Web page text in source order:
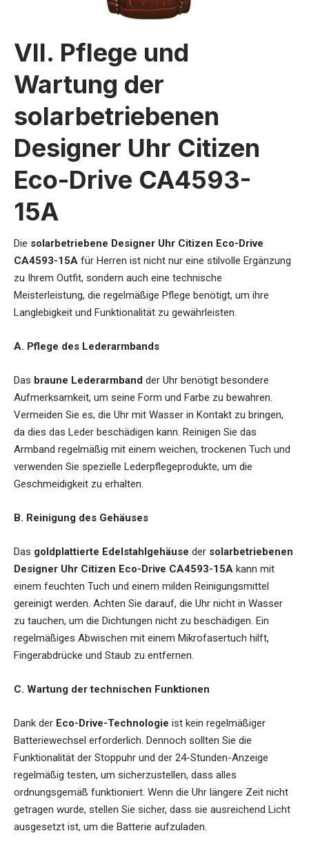
VII. Pflege und
Wartung der
solarbetriebenen
Designer Uhr Citizen
Eco-Drive CA4593-
15A
Die solarbetriebene Designer Uhr Citizen Eco-Drive
CA4593-15A für Herren ist nicht nur eine stilvolle Ergänzung
zu Ihrem Outfit, sondern auch eine technische
Meisterleistung, die regelmäßige Pflege benötigt, um ihre
Langlebigkeit und Funktionalität zu gewährleisten.
A. Pflege des Lederarmbands
Das braune Lederarmband der Uhr benötigt besondere
Aufmerksamkeit, um seine Form und Farbe zu bewahren.
Vermeiden Sie es, die Uhr mit Wasser in Kontakt zu bringen,
da dies das Leder beschädigen kann. Reinigen Sie das
Armband regelmäßig mit einem weichen, trockenen Tuch und
verwenden Sie spezielle Lederpflegeprodukte, um die
Geschmeidigkeit zu erhalten.
B. Reinigung des Gehäuses
Das goldplattierte Edelstahlgehäuse der solarbetriebenen
Designer Uhr Citizen Eco-Drive CA4593-15A kann mit
einem feuchten Tuch und einem milden Reinigungsmittel
gereinigt werden. Achten Sie darauf, die Uhr nicht in Wasser
zu tauchen, um die Dichtungen nicht zu beschädigen. Ein
regelmäßiges Abwischen mit einem Mikrofasertuch hilft,
Fingerabdrücke und Staub zu entfernen.
C. Wartung der technischen Funktionen
Dank der Eco-Drive-Technologie ist kein regelmäßiger
Batteriewechsel erforderlich. Dennoch sollten Sie die
Funktionalität der Stoppuhr und der 24-Stunden-Anzeige
regelmäßig testen, um sicherzustellen, dass alles
ordnungsgemäß funktioniert. Wenn die Uhr längere Zeit nicht
getragen wurde, stellen Sie sicher, dass sie ausreichend Licht
ausgesetzt ist, um die Batterie aufzuladen.